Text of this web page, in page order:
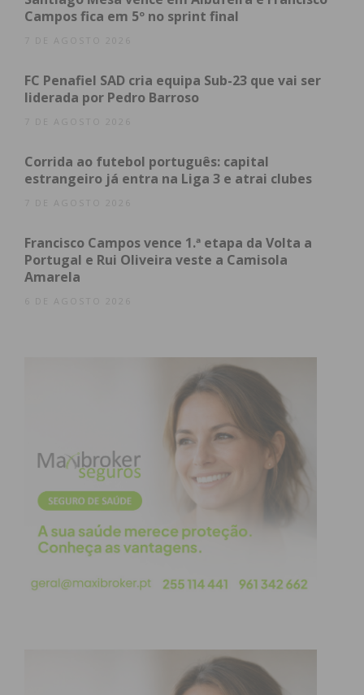
técnica, o Futebol Clube de Penafiel, SDUQ,
endereça as maiores felicidades, formulando o
pessoais e profissionais.
Subscreva a newsletter do
Imediato
obtenha de forma regular a informação
atualizada.
Eu li e concordo com os termos e
condições
Campos fica em 5º no sprint final
7 DE AGOSTO 2026
FC Penafiel SAD cria equipa Sub-23 que vai ser
liderada por Pedro Barroso
7 DE AGOSTO 2026
Corrida ao futebol português: capital
estrangeiro já entra na Liga 3 e atrai clubes
7 DE AGOSTO 2026
Francisco Campos vence 1.ª etapa da Volta a
Portugal e Rui Oliveira veste a Camisola
Amarela
6 DE AGOSTO 2026